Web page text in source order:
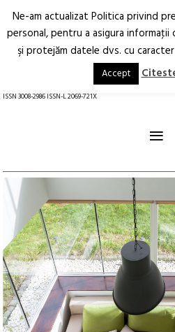
Arhitectură.
Oraș.
ISSN 3008-2986 ISSN-L 2069-721X
≡
Ne-am actualizat Politica privind
personal, pentru a asigura
şi protejăm datele dvs. cu
Accept